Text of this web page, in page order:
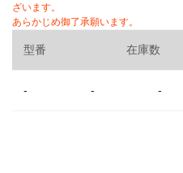
ざいます。
あらかじめ御了承願います。
型番 在庫数
- - -